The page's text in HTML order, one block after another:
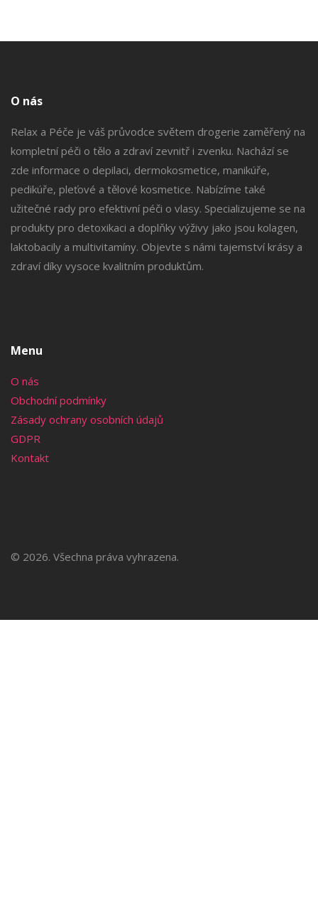
O nás
Relax a Péče je váš průvodce světem drogerie zaměřený na
kompletní péči o tělo a zdraví zevnitř i zvenku. Nachází se
zde informace o depilaci, dermokosmetice, manikúře,
pedikúře, pleťové a tělové kosmetice. Nabízíme také
užitečné rady pro efektivní péči o vlasy. Specializujeme se na
produkty pro detoxikaci a doplňky výživy jako jsou kolagen,
laktobacily a multivitamíny. Objevte s námi tajemství krásy a
zdraví díky vysoce kvalitním produktům.
Menu
O nás
Obchodní podmínky
Zásady ochrany osobních údajů
GDPR
Kontakt
© 2026. Všechna práva vyhrazena.